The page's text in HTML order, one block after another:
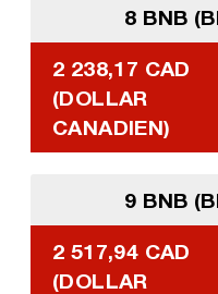
8 BNB
2 238,17 CAD
(DOLLAR
CANADIEN)
9 BNB
2 517,94 CAD
(DOLLAR